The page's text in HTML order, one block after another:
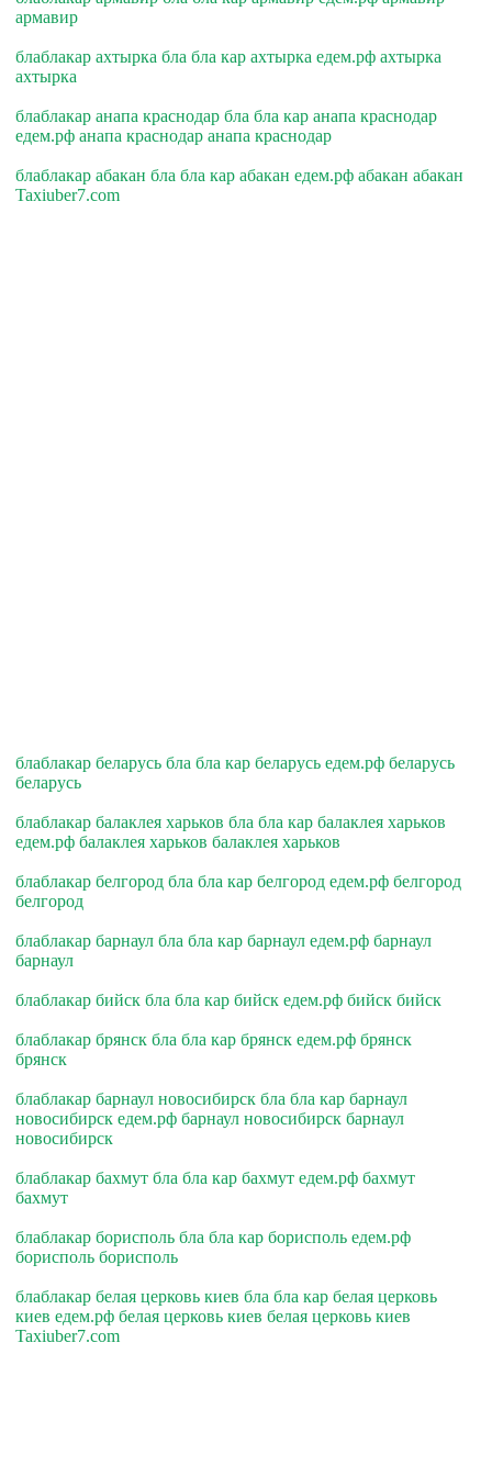
армавир
блаблакар ахтырка бла бла кар ахтырка едем.рф ахтырка
ахтырка
блаблакар анапа краснодар бла бла кар анапа краснодар
едем.рф анапа краснодар анапа краснодар
блаблакар абакан бла бла кар абакан едем.рф абакан абакан
Taxiuber7.com
блаблакар беларусь бла бла кар беларусь едем.рф беларусь
беларусь
блаблакар балаклея харьков бла бла кар балаклея харьков
едем.рф балаклея харьков балаклея харьков
блаблакар белгород бла бла кар белгород едем.рф белгород
белгород
блаблакар барнаул бла бла кар барнаул едем.рф барнаул
барнаул
блаблакар бийск бла бла кар бийск едем.рф бийск бийск
блаблакар брянск бла бла кар брянск едем.рф брянск
брянск
блаблакар барнаул новосибирск бла бла кар барнаул
новосибирск едем.рф барнаул новосибирск барнаул
новосибирск
блаблакар бахмут бла бла кар бахмут едем.рф бахмут
бахмут
блаблакар борисполь бла бла кар борисполь едем.рф
борисполь борисполь
блаблакар белая церковь киев бла бла кар белая церковь
киев едем.рф белая церковь киев белая церковь киев
Taxiuber7.com